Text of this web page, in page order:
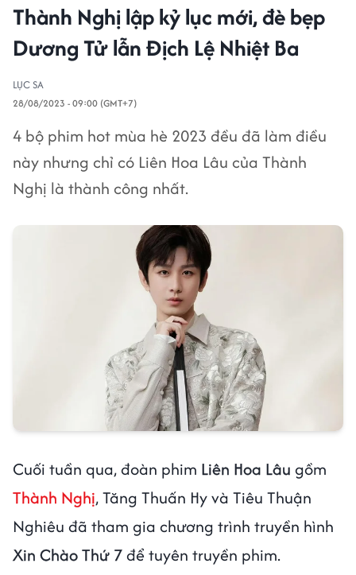
Thành Nghị lập kỷ lục mới, đè bẹp
Dương Tử lẫn Địch Lệ Nhiệt Ba
LỤC SA
28/08/2023 - 09:00 (GMT+7)
4 bộ phim hot mùa hè 2023 đều đã làm điều
này nhưng chỉ có Liên Hoa Lâu của Thành
Nghị là thành công nhất.
Cuối tuần qua, đoàn phim Liên Hoa Lâu gồm
Thành Nghị, Tăng Thuấn Hy và Tiêu Thuận
Nghiêu đã tham gia chương trình truyền hình
Xin Chào Thứ 7để tuyên truyền phim.